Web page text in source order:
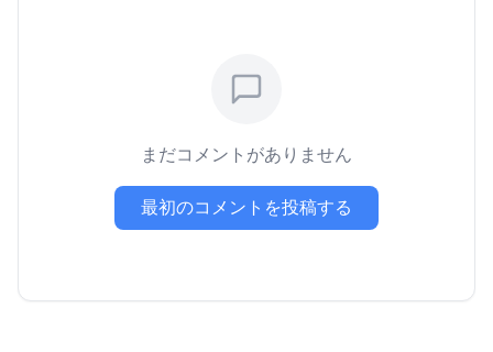
まだコメントがありません
最初のコメントを投稿する